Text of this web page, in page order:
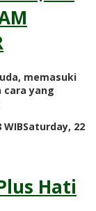
memasuki
cara yang
WIBSaturday, 22
Hati